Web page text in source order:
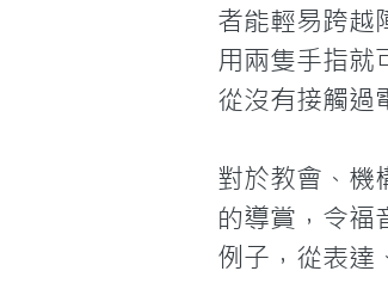
者能輕易跨越
用兩隻手指就
從沒有接觸過
對於教會、機
的導賞，令福
例子，從表達